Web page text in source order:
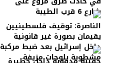
شارع 6 قرب الطيبة
الناصرة: توقيف فلسطينيين
يقيمان بصورة غير قانونية
داخل إسرائيل بعد ضبط مركبة
مشطوبة بلوحات مزيفة